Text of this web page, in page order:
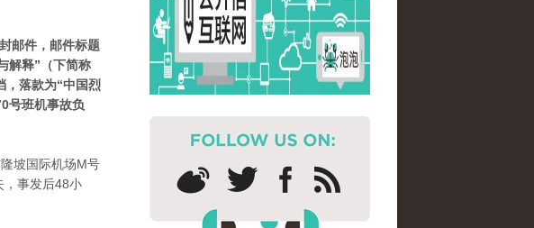
邮件，邮件标题
解释”（下简称
，落款为“中国烈
号班机事故负
坡国际机场M号
，事发后48小